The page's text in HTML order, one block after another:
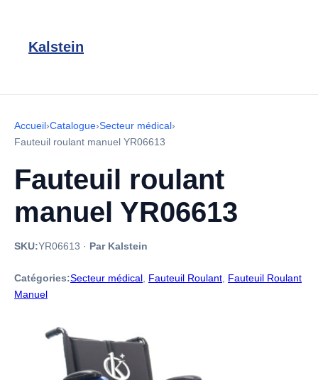
Kalstein
Accueil›Catalogue›Secteur médical›
Fauteuil roulant manuel YR06613
Fauteuil roulant
manuel YR06613
SKU:YR06613 · Par Kalstein
Catégories:Secteur médical Fauteuil Roulant Fauteuil Roulant
Manuel